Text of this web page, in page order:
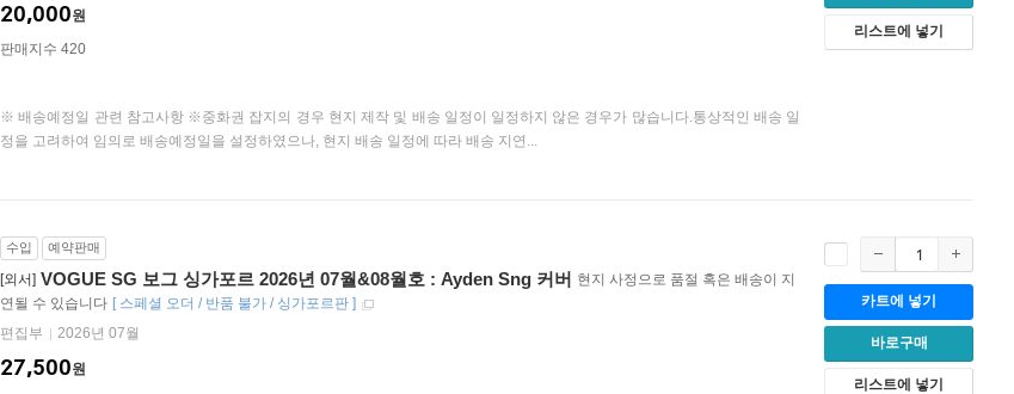
20,000원
판매지수 420
※ 배송예정일 관련 참고사항 ※중화권 잡지의 경우 현지 제작 및 배송 일정이 일정하지 않은 경우가 많습니다.통상적인 배송 일
정을 고려하여 임의로 배송예정일을 설정하였으나, 현지 배송 일정에 따라 배송 지연...
리스트에 넣기
수입 예약판매
[외서] VOGUE SG 보그 싱가포르 2026년 07월&08월호 : Ayden Sng 커버 현지 사정으로 품절 혹은 배송이 지
연될 수 있습니다 [ 스페셜 오더 / 반품 불가 / 싱가포르판 ]
편집부
2026년 07월
27,500원
카트에 넣기
바로구매
리스트에 넣기